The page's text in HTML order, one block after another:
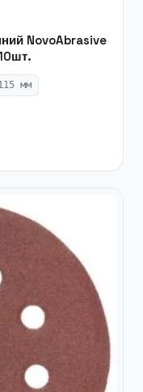
NovoAbrasive
мм